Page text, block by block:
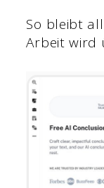
So bleibt
Arbeit wird